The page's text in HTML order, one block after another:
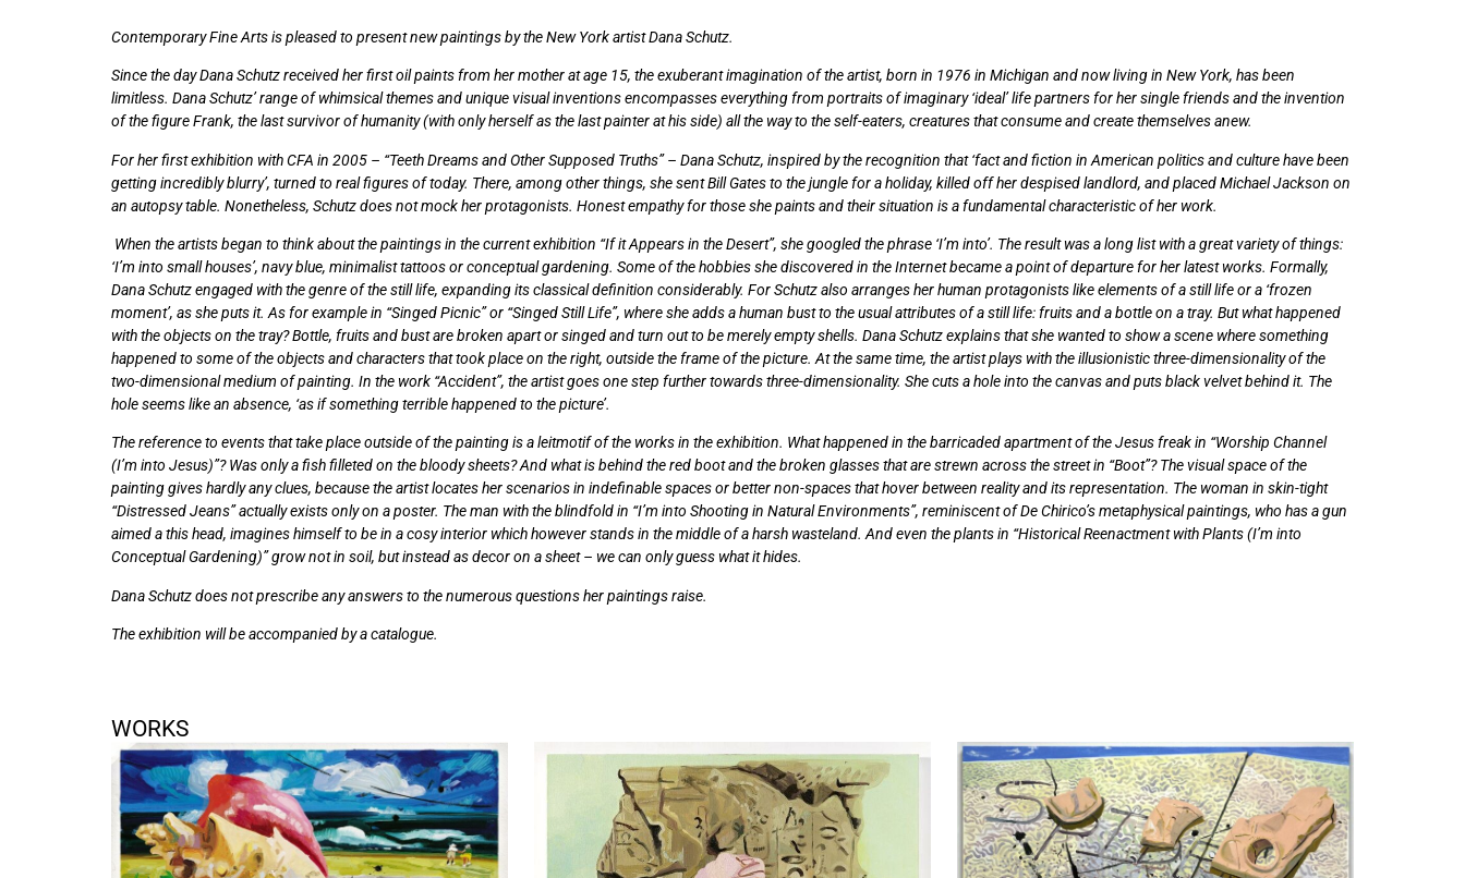
Contemporary Fine Arts is pleased to present new paintings by the New York artist Dana Schutz.
Since the day Dana Schutz received her first oil paints from her mother at age 15, the exuberant imagination of the artist, born in 1976 in Michigan and now living in New York, has been
limitless. Dana Schutz’ range of whimsical themes and unique visual inventions encompasses everything from portraits of imaginary ‘ideal’ life partners for her single friends and the invention
of the figure Frank, the last survivor of humanity (with only herself as the last painter at his side) all the way to the self-eaters, creatures that consume and create themselves anew.
For her first exhibition with CFA in 2005 – “Teeth Dreams and Other Supposed Truths” – Dana Schutz, inspired by the recognition that ‘fact and fiction in American politics and culture have been
getting incredibly blurry’, turned to real figures of today. There, among other things, she sent Bill Gates to the jungle for a holiday, killed off her despised landlord, and placed Michael Jackson on
an autopsy table. Nonetheless, Schutz does not mock her protagonists. Honest empathy for those she paints and their situation is a fundamental characteristic of her work.
When the artists began to think about the paintings in the current exhibition “If it Appears in the Desert”, she googled the phrase ‘I’m into’. The result was a long list with a great variety of things:
‘I’m into small houses’, navy blue, minimalist tattoos or conceptual gardening. Some of the hobbies she discovered in the Internet became a point of departure for her latest works. Formally,
Dana Schutz engaged with the genre of the still life, expanding its classical definition considerably. For Schutz also arranges her human protagonists like elements of a still life or a ‘frozen
moment’, as she puts it. As for example in “Singed Picnic” or “Singed Still Life”, where she adds a human bust to the usual attributes of a still life: fruits and a bottle on a tray. But what happened
with the objects on the tray? Bottle, fruits and bust are broken apart or singed and turn out to be merely empty shells. Dana Schutz explains that she wanted to show a scene where something
happened to some of the objects and characters that took place on the right, outside the frame of the picture. At the same time, the artist plays with the illusionistic three-dimensionality of the
two-dimensional medium of painting. In the work “Accident”, the artist goes one step further towards three-dimensionality. She cuts a hole into the canvas and puts black velvet behind it. The
hole seems like an absence, ‘as if something terrible happened to the picture’.
The reference to events that take place outside of the painting is a leitmotif of the works in the exhibition. What happened in the barricaded apartment of the Jesus freak in “Worship Channel
(I’m into Jesus)”? Was only a fish filleted on the bloody sheets? And what is behind the red boot and the broken glasses that are strewn across the street in “Boot”? The visual space of the
painting gives hardly any clues, because the artist locates her scenarios in indefinable spaces or better non-spaces that hover between reality and its representation. The woman in skin-tight
“Distressed Jeans” actually exists only on a poster. The man with the blindfold in “I’m into Shooting in Natural Environments”, reminiscent of De Chirico’s metaphysical paintings, who has a gun
aimed a this head, imagines himself to be in a cosy interior which however stands in the middle of a harsh wasteland. And even the plants in “Historical Reenactment with Plants (I’m into
Conceptual Gardening)” grow not in soil, but instead as decor on a sheet – we can only guess what it hides.
Dana Schutz does not prescribe any answers to the numerous questions her paintings raise.
The exhibition will be accompanied by a catalogue.
WORKS